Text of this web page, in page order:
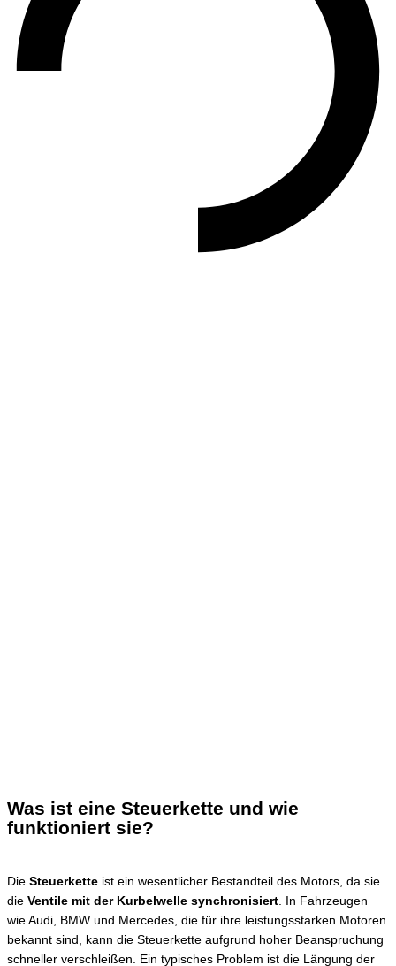
Was ist eine Steuerkette und wie
funktioniert sie?
Die Steuerkette ist ein wesentlicher Bestandteil des Motors, da sie
die Ventile mit der Kurbelwelle synchronisiert. In Fahrzeugen
wie Audi, BMW und Mercedes, die für ihre leistungsstarken Motoren
bekannt sind, kann die Steuerkette aufgrund hoher Beanspruchung
schneller verschleißen. Ein typisches Problem ist die Längung der